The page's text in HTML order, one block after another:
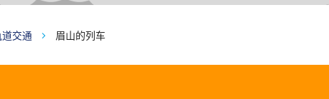
交通 眉山的列车